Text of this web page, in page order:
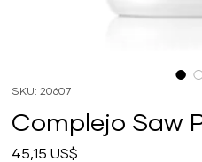
SKU: 20607
Complejo Saw
45,15 US$